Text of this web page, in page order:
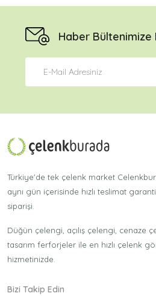
Haber Bültenimize
Türkiye'de tek çelenk market
aynı gün içerisinde hızlı teslimat
siparişi.
Düğün çelengi, açılış çelengi, cenaze
tasarım ferforjeler ile en hızlı çelenk
hizmetinizde.
Bizi Takip Edin